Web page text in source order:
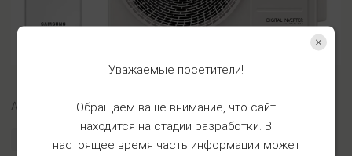
Арт. PC224001000
Уважаемые посетители!
Обращаем ваше внимание, что сайт
находится на стадии разработки. В
настоящее время часть информации может